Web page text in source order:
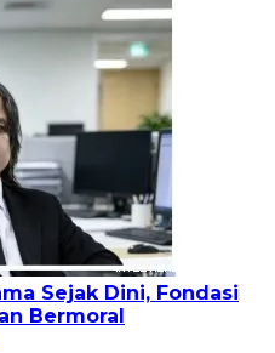
Sejak Dini, Fondasi
Bermoral